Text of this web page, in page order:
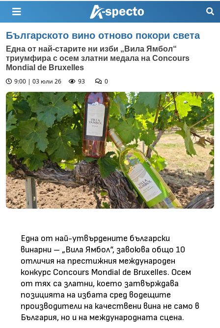
Българското вино отново покори света
Една от най-старите ни изби „Вила Ямбол“
триумфира с осем златни медала на Concours
Mondial de Bruxelles
9:00 | 03 юли 26
93 0
Една от най-утвърдените български
винарни – „Вила Ямбол“, завоюва общо 10
отличия на престижния международен
конкурс Concours Mondial de Bruxelles. Осем
от тях са златни, което затвърждава
позицията на избата сред водещите
производители на качествени вина не само в
България, но и на международната сцена.